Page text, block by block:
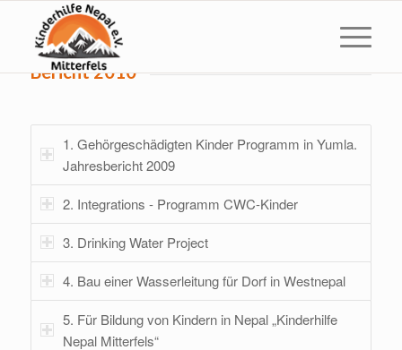
Bericht 2010
1. Gehörgeschädigten Kinder Programm in Yumla.
Jahresbericht 2009
2. Integrations - Programm CWC-Kinder
3. Drinking Water Project
4. Bau einer Wasserleitung für Dorf in Westnepal
5. Für Bildung von Kindern in Nepal „Kinderhilfe
Nepal Mitterfels“